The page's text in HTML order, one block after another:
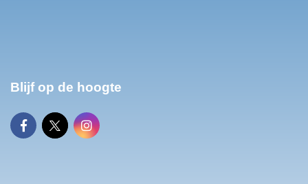
Blijf op de hoogte